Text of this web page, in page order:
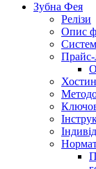
Зубна Фея
Релізи
Опис
Прайс-